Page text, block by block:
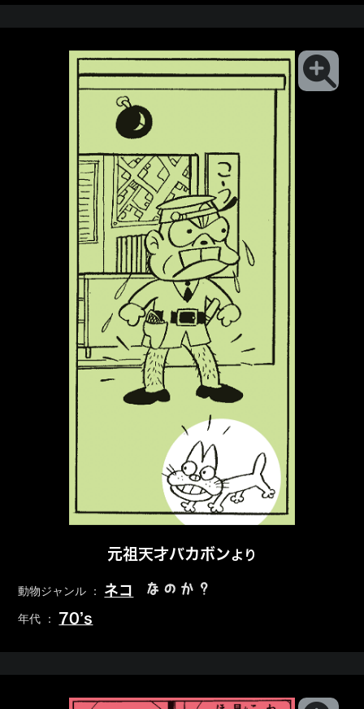
元祖天才バカボンより
動物ジャンル ： ネコ なのか？
年代 ： 70’s